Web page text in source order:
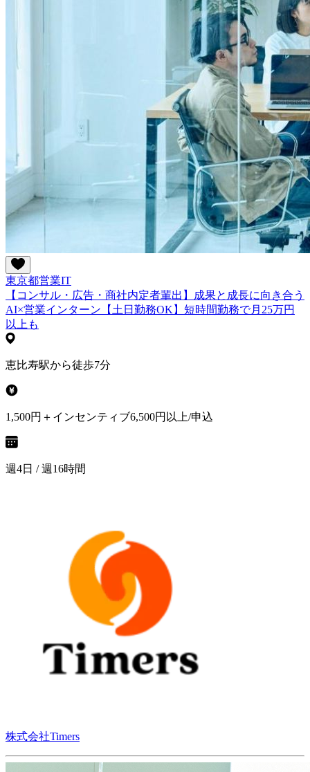
東京都営業IT
【コンサル・広告・商社内定者輩出】成果と成長に向き合う
AI×営業インターン【土日勤務OK】短時間勤務で月25万円
以上も
恵比寿駅から徒歩7分
1,500円＋インセンティブ6,500円以上/申込
週4日 / 週16時間
株式会社Timers